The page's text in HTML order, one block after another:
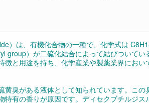
）は、有機化合物の一種で、化学式は
group）が二硫化結合によって結びついてい
と用途を持ち、化学産業や製薬業界におい
臭がある液体として知られています。この
有の香りが原因です。ディセクブチルジス